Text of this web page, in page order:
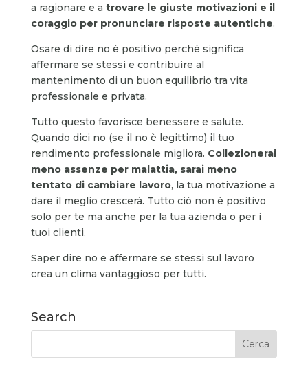
a ragionare e a trovare le giuste motivazioni e il
coraggio per pronunciare risposte autentiche.
Osare di dire no è positivo perché significa
affermare se stessi e contribuire al
mantenimento di un buon equilibrio tra vita
professionale e privata.
Tutto questo favorisce benessere e salute.
Quando dici no (se il no è legittimo) il tuo
rendimento professionale migliora. Collezionerai
meno assenze per malattia, sarai meno
tentato di cambiare lavoro, la tua motivazione a
dare il meglio crescerà. Tutto ciò non è positivo
solo per te ma anche per la tua azienda o per i
tuoi clienti.
Saper dire no e affermare se stessi sul lavoro
crea un clima vantaggioso per tutti.
Search